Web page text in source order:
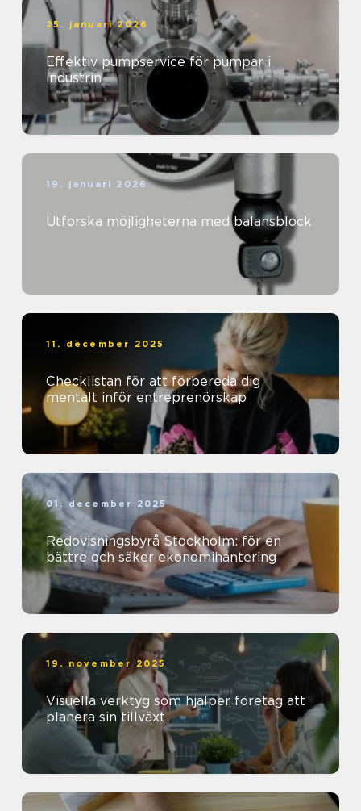
25. januari 2026
Effektiv pumpservice för pumpar i
industrin
19. januari 2026
Utforska möjligheterna med balansblock
11. december 2025
Checklistan för att förbereda dig
mentalt inför entreprenörskap
01. december 2025
Redovisningsbyrå Stockholm: för en
bättre och säker ekonomihantering
19. november 2025
Visuella verktyg som hjälper företag att
planera sin tillväxt